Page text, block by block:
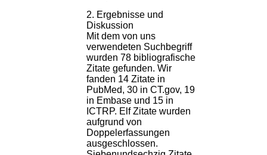
2. Ergebnisse und
Diskussion
Mit dem von uns
verwendeten Suchbegriff
wurden 78 bibliografische
Zitate gefunden. Wir
fanden 14 Zitate in
PubMed, 30 in CT.gov, 19
in Embase und 15 in
ICTRP. Elf Zitate wurden
aufgrund von
Doppelerfassungen
ausgeschlossen.